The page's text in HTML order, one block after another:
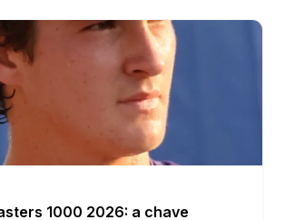
1000 2026: a chave